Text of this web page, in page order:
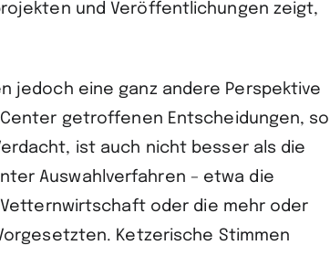
und Veröffentlichungen zeigt,
jedoch eine ganz andere Perspektive
getroffenen Entscheidungen, so
ist auch nicht besser als die
Auswahlverfahren – etwa die
oder die mehr oder
Ketzerische Stimmen